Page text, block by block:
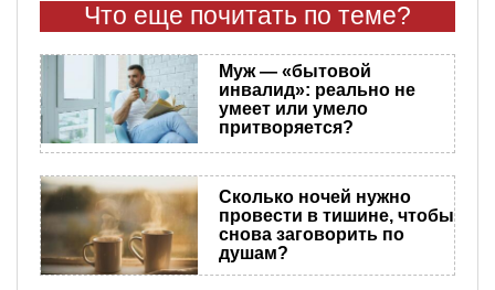
Что еще почитать по теме?
Муж — «бытовой
инвалид»: реально не
умеет или умело
притворяется?
Сколько ночей нужно
провести в тишине, чтобы
снова заговорить по
душам?